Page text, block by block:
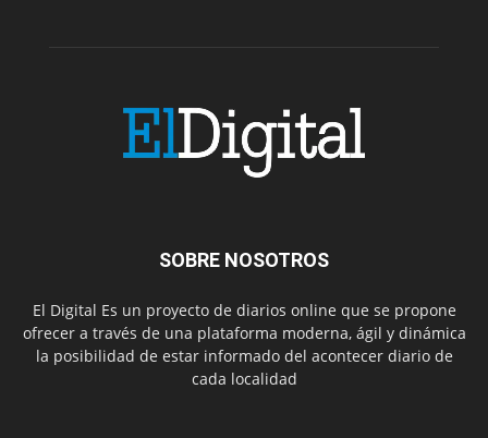
SOBRE NOSOTROS
El Digital Es un proyecto de diarios online que se propone
ofrecer a través de una plataforma moderna, ágil y dinámica
la posibilidad de estar informado del acontecer diario de
cada localidad